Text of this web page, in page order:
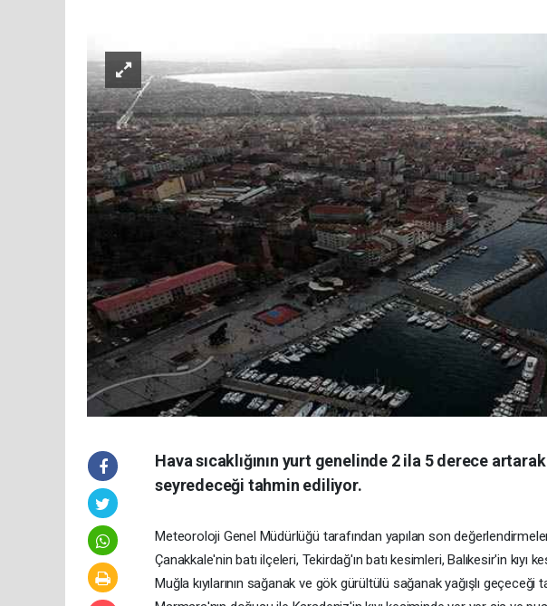
Hava sıcaklığının yurt genelinde 2 ila 5 derece
seyredeceği tahmin ediliyor.
Meteoroloji Genel Müdürlüğü tarafından yapılan son
Çanakkale'nin batı ilçeleri, Tekirdağ'ın batı kesimleri, Balıkesir'in kıyı
Muğla kıyılarının sağanak ve gök gürültülü sağanak yağışlı